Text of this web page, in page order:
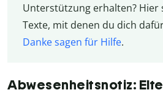
Unterstützung erhalten? Hier
Texte, mit denen du dich
Danke sagen für Hilfe.
Abwesenheitsnotiz: